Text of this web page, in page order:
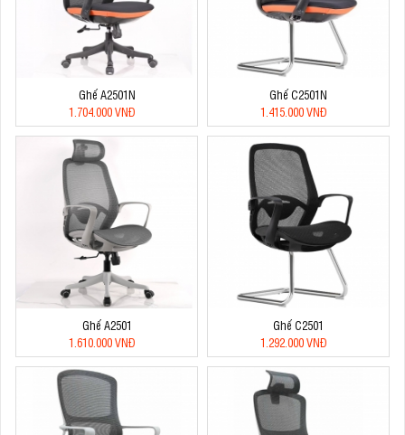
Ghế A2501N
1.704.000 VNĐ
Ghế C2501N
1.415.000 VNĐ
Ghế A2501
1.610.000 VNĐ
Ghế C2501
1.292.000 VNĐ